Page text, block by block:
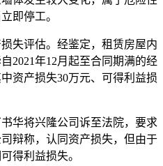
即停工。
失评估。经鉴定，租赁房屋内
2021年12月起至合同期满的经
资产损失30万元、可得利益损
华将兴隆公司诉至法院，要求
辩称，认同资产损失，但由于
得利益损失。